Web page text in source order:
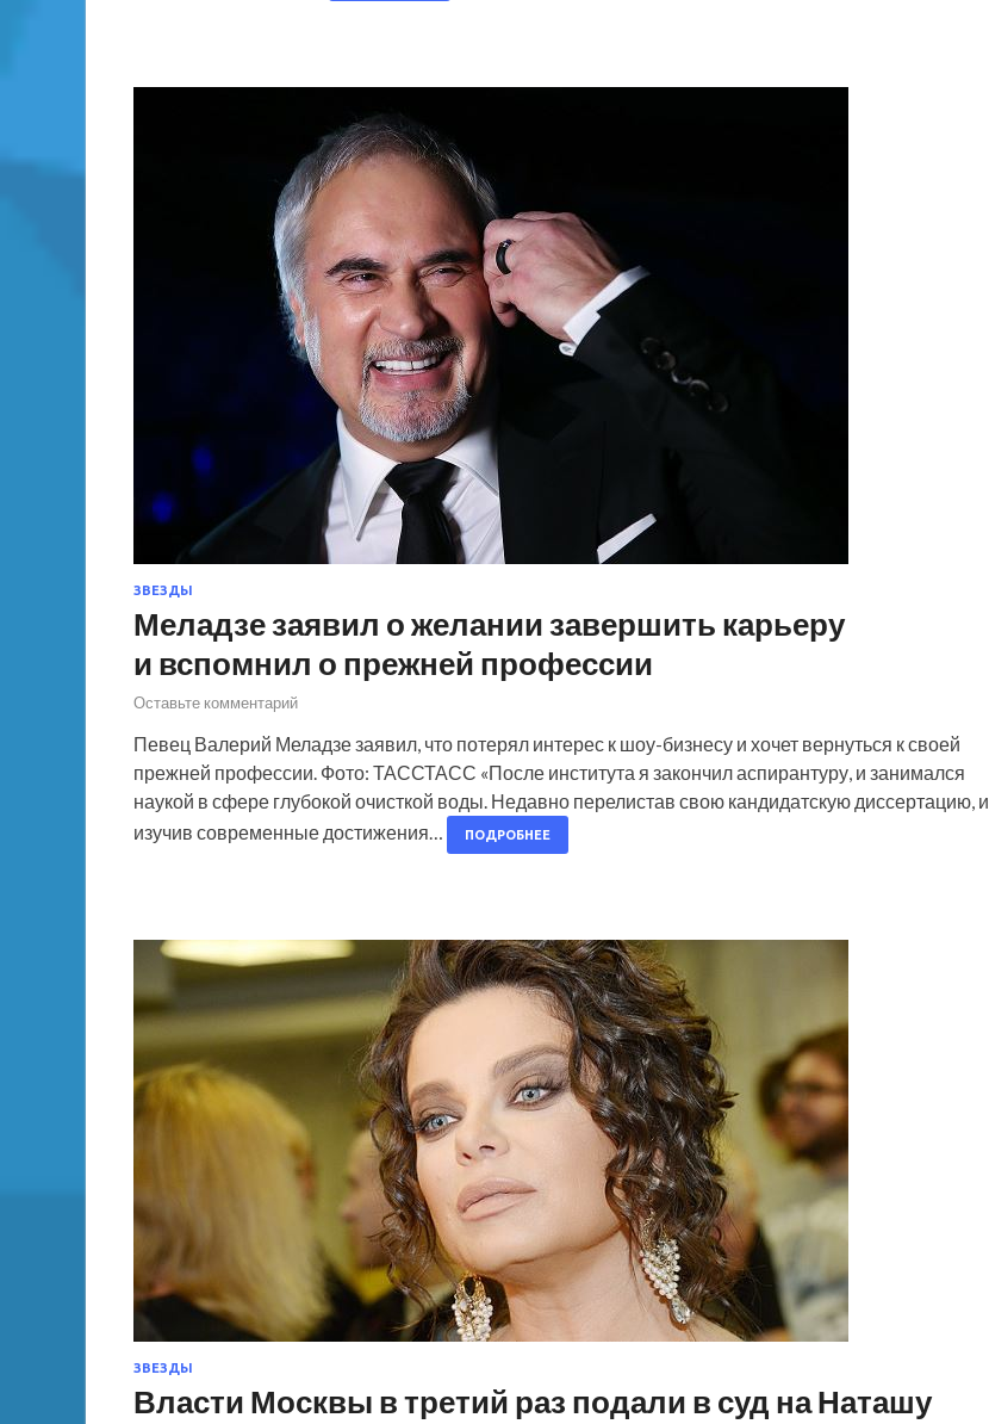
ЗВЕЗДЫ
Меладзе заявил о желании завершить карьеру
и вспомнил о прежней профессии
Оставьте комментарий
Певец Валерий Меладзе заявил, что потерял интерес к шоу-бизнесу и хочет вернуться к своей
прежней профессии. Фото: ТАССТАСС «После института я закончил аспирантуру, и занимался
наукой в сфере глубокой очисткой воды. Недавно перелистав свою кандидатскую диссертацию, и
изучив современные достижения…
ПОДРОБНЕЕ
ЗВЕЗДЫ
Власти Москвы в третий раз подали в суд на Наташу